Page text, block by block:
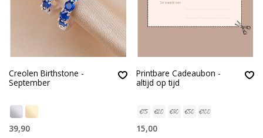
Creolen Birthstone -
September
39,90
Printbare Cadeaubon -
altijd op tijd
15,00